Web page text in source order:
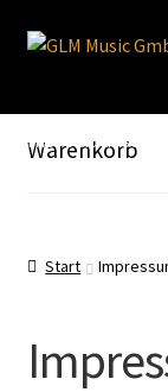
Hier sind unsere
Zur
Zum
Unser Katalog
Warenkorb
Start